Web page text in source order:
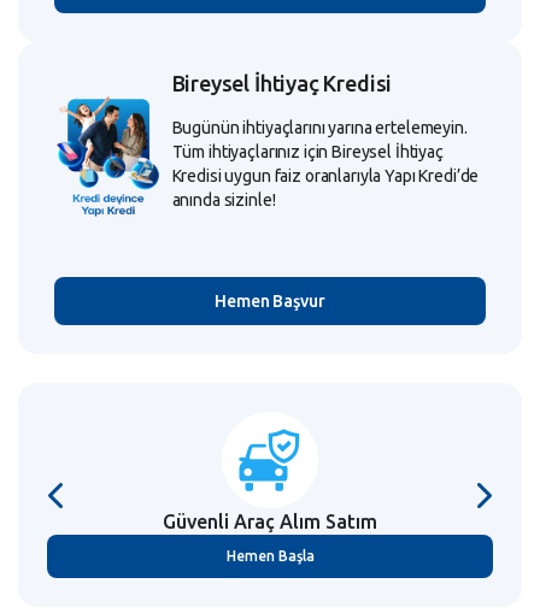
Bireysel İhtiyaç Kredisi
Bugünün ihtiyaçlarını yarına ertelemeyin.
Tüm ihtiyaçlarınız için Bireysel İhtiyaç
Kredisi uygun faiz oranlarıyla Yapı Kredi’de
anında sizinle!
Hemen Başvur
Güvenli Araç Alım Satım
Hemen Başla